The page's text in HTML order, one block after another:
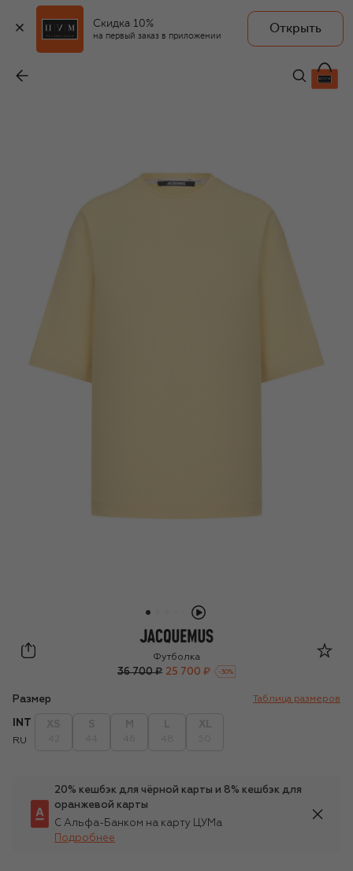
Скидка 10%
на первый заказ в приложении
Открыть
Jacquemus
Футболка
36 700 ₽ 25 700 ₽ -30%
Размер Таблица размеров
INT
RU
20% кешбэк для чёрной карты и 8% кешбэк для
оранжевой карты
С Альфа-Банком на карту ЦУМа
Подробнее